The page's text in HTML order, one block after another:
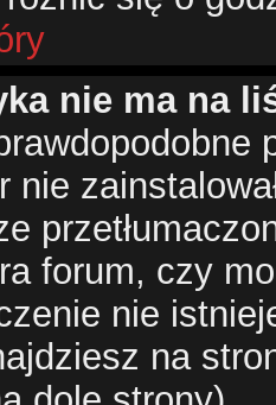
nie ma na
nie
forum, czy
nie
na